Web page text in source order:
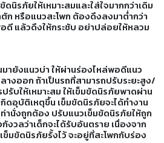
นิรภัยให้เหมาะสมและใส่ใจมากกว่าเดิม
ก หรือแนวสะโพก ต้องดึงลงมาต่ำกว่า
ดี แล้วดึงให้กระชับ อย่าปล่อยให้หลวม
ายังแนวบ่า ให้ผ่านร่องไหล่พอดีแนว
างออก ถ้าเป็นรถที่สามารถปรับระยะสูง/
รับให้เหมาะสม ให้เข็มขัดนิรภัยพาดผ่าน
ดอุบัติเหตุขึ้น เข็มขัดนิรภัยจะได้ทำงาน
านั่งถูกต้อง ปรับแนวเข็มขัดนิรภัยให้ถูก
งวลว่าเด็กจะได้รับอันตราย เนื่องจาก
มขัดนิรภัยรั้งไว้ จะอยู่ที่สะโพกกับร่อง